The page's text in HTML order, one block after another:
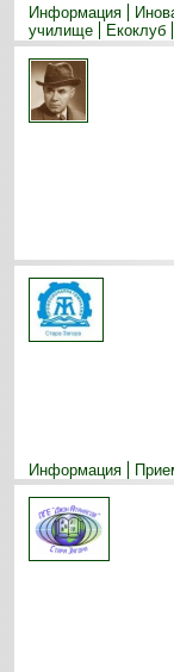
Информация
училище
Екоклуб
Информация
ученици
Екип